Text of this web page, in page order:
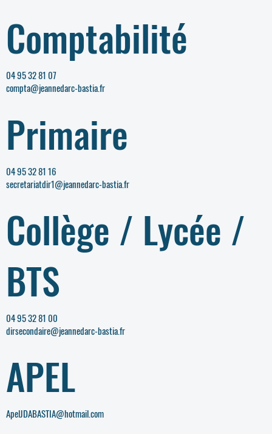
Comptabilité
04 95 32 81 07
compta@jeannedarc-bastia.fr
Primaire
04 95 32 81 16
secretariatdir1@jeannedarc-bastia.fr
Collège / Lycée /
BTS
04 95 32 81 00
dirsecondaire@jeannedarc-bastia.fr
APEL
ApelJDABASTIA@hotmail.com